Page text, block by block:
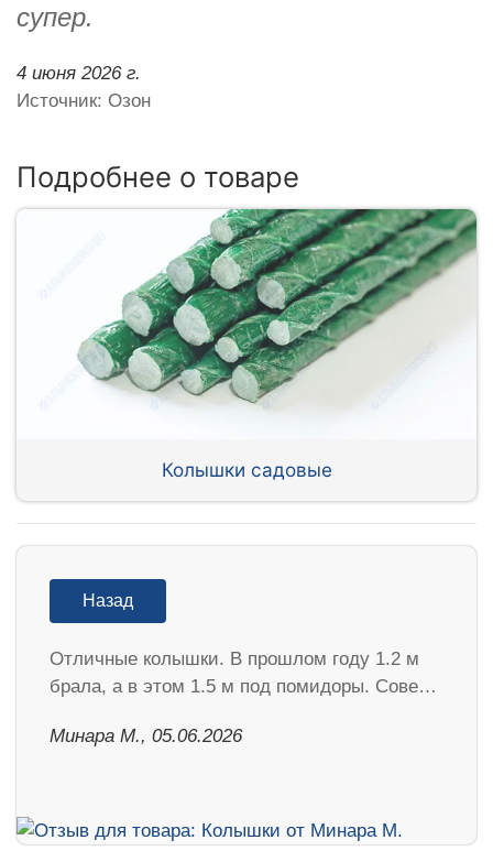
супер.
4 июня 2026 г.
Источник: Озон
Подробнее о товаре
Колышки садовые
Назад
Отличные колышки. В прошлом году 1.2 м
брала, а в этом 1.5 м под помидоры. Сове…
Минара М., 05.06.2026